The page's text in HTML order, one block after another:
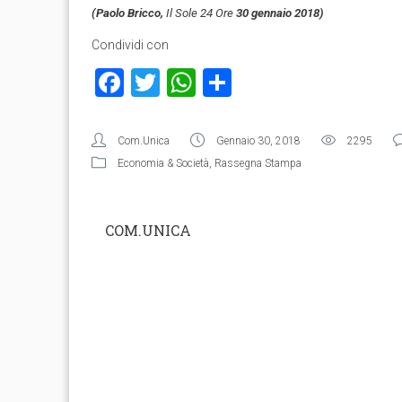
(Paolo Bricco, Il Sole 24 Ore 30 gennaio 2018)
Condividi con
Facebook
TwitterWhatsApp
Com.Unica Gennaio 30, 2018 2295
Economia & Società, Rassegna Stampa
COM.UNICA